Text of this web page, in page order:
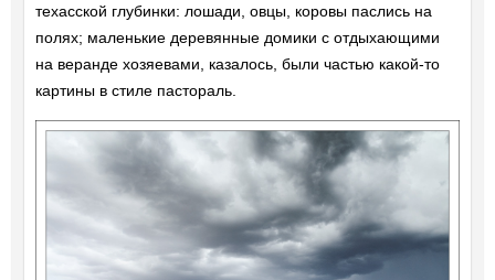
техасской глубинки: лошади, овцы, коровы паслись на
полях; маленькие деревянные домики с отдыхающими
на веранде хозяевами, казалось, были частью какой-то
картины в стиле пастораль.